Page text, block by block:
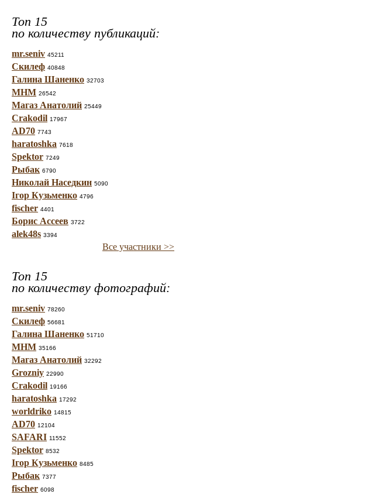
Топ 15
по количеству публикаций:
mr.seniv 45211
Скилеф 40848
Галина Шаненко 32703
МНМ 26542
Магаз Анатолий 25449
Crakodil 17967
AD70 7743
haratoshka 7618
Spektor 7249
Рыбак 6790
Николай Наседкин 5090
Ігор Кузьменко 4796
fischer 4401
Борис Ассеев 3722
alek48s 3394
Все участники >>
Топ 15
по количеству фотографий:
mr.seniv 78260
Скилеф 56681
Галина Шаненко 51710
МНМ 35166
Магаз Анатолий 32292
Grozniy 22990
Crakodil 19166
haratoshka 17292
worldriko 14815
AD70 12104
SAFARI 11552
Spektor 8532
Ігор Кузьменко 8485
Рыбак 7377
fischer 6098